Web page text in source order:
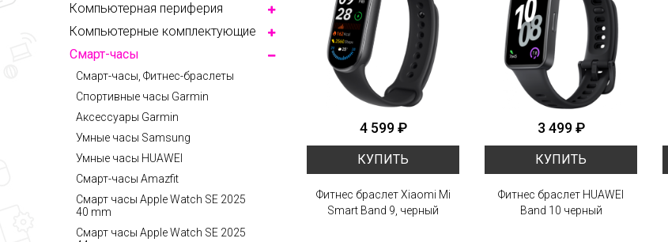
Компьютерная периферия
Компьютерные комплектующие
Смарт-часы
Смарт-часы, Фитнес-браслеты
Спортивные часы Garmin
Аксессуары Garmin
Умные часы Samsung
Умные часы HUAWEI
Смарт-часы Amazfit
Смарт часы Apple Watch SE 2025
40 mm
Смарт часы Apple Watch SE 2025
4 599 ₽
КУПИТЬ
Фитнес браслет Xiaomi Mi
Smart Band 9, черный
3 499 ₽
КУПИТЬ
Фитнес браслет HUAWEI
Band 10 черный